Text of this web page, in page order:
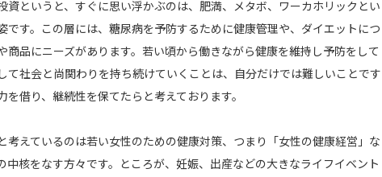
資というと、すぐに思い浮かぶのは、肥満、メタボ、ワーカホリックとい
です。この層には、糖尿病を予防するために健康管理や、ダイエットにつ
商品にニーズがあります。若い頃から働きながら健康を維持し予防をして
て社会と尚関わりを持ち続けていくことは、自分だけでは難しいことです
借り、継続性を保てたらと考えております。
考えているのは若い女性のための健康対策、つまり「女性の健康経営」な
中核をなす方々です。ところが、妊娠、出産などの大きなライフイベント